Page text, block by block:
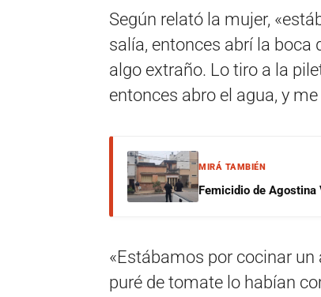
Según relató la mujer,
salía, entonces abrí la boca
algo extraño. Lo tiro a la
entonces abro el agua, y
MIRÁ TAMBIÉN
Femicidio de
«Estábamos por cocinar un
puré de tomate lo habían